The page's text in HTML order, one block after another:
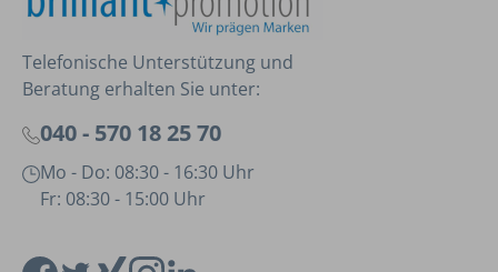
Telefonische Unterstützung und
Beratung erhalten Sie unter:
040 - 570 18 25 70
Mo - Do: 08:30 - 16:30 Uhr
Fr: 08:30 - 15:00 Uhr